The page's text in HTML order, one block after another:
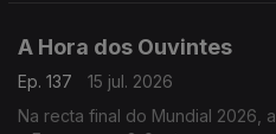
A Hora dos Ouvintes
Ep. 137
15 jul. 2026
Na recta final do Mundial 2026,